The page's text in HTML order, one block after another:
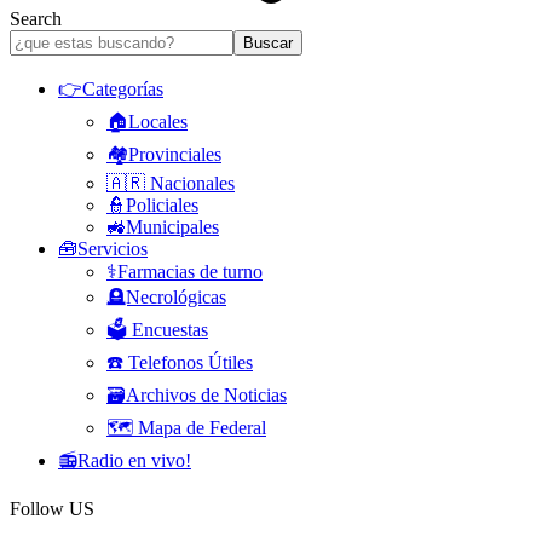
Search
👉Categorías
🏠Locales
🏘️Provinciales
🇦🇷 Nacionales
👮Policiales
🚜Municipales
🧰Servicios
⚕️Farmacias de turno
🪦Necrológicas
🗳️ Encuestas
☎️ Telefonos Útiles
🗃️Archivos de Noticias
🗺️ Mapa de Federal
📻Radio en vivo!
Follow US